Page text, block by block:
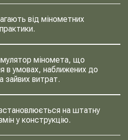
від мінометних
міномета, що
в умовах, наближених до
зайвих витрат.
на штатну
у конструкцію.